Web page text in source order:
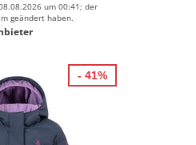
um 00:41; der
geändert haben.
- 41%